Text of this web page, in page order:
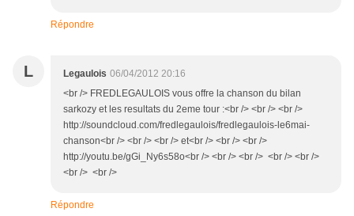
Répondre
L Legaulois 06/04/2012 20:16
<br /> FREDLEGAULOIS vous offre la chanson du bilan
sarkozy et les resultats du 2eme tour :<br /> <br /> <br />
http://soundcloud.com/fredlegaulois/fredlegaulois-le6mai-
chanson<br /> <br /> <br /> et<br /> <br /> <br />
http://youtu.be/gGi_Ny6s58o<br /> <br /> <br /> <br /> <br />
<br /> <br />
Répondre